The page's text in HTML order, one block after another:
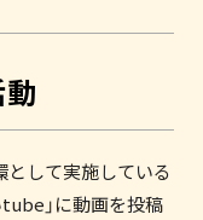
として実施している
tube」に動画を投稿